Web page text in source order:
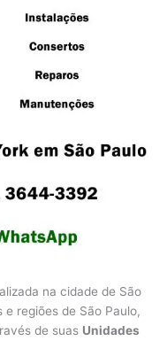
na cidade de São
regiões de São Paulo,
de suas Unidades